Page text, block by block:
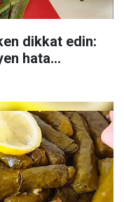
dikkat edin:
hata...